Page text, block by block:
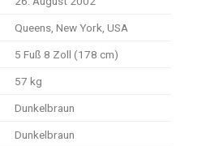
Queens, New York, USA
5 Fuß 8 Zoll (178 cm)
57 kg
Dunkelbraun
Dunkelbraun